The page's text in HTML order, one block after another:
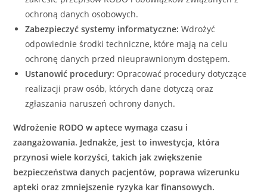
ochroną danych osobowych.
Zabezpieczyć systemy informatyczne: Wdrożyć
odpowiednie środki techniczne, które mają na celu
ochronę danych przed nieuprawnionym dostępem.
Ustanowić procedury: Opracować procedury dotyczące
realizacji praw osób, których dane dotyczą oraz
zgłaszania naruszeń ochrony danych.
Wdrożenie RODO w aptece wymaga czasu i
zaangażowania. Jednakże, jest to inwestycja, która
przynosi wiele korzyści, takich jak zwiększenie
bezpieczeństwa danych pacjentów, poprawa wizerunku
apteki oraz zmniejszenie ryzyka kar finansowych.